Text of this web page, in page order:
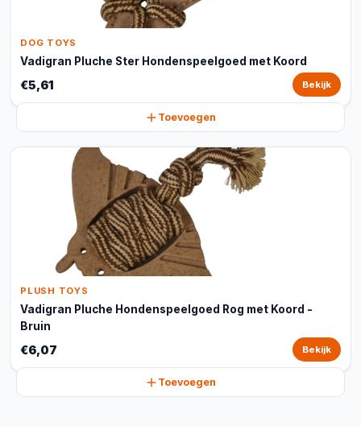
DOG TOYS
Vadigran Pluche Ster Hondenspeelgoed met Koord
€5,61 Bekijk
Toevoegen
PLUSH TOYS
Vadigran Pluche Hondenspeelgoed Rog met Koord -
Bruin
€6,07 Bekijk
Toevoegen